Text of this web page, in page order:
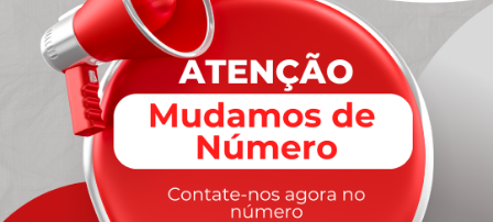
rapidez
que você precisa,
com a qualidade que vocêmerece.